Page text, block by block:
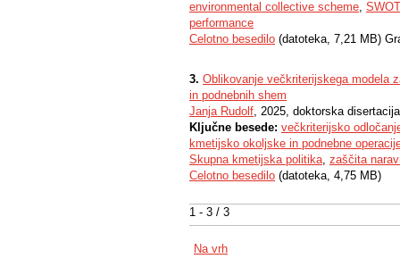
1 - 3 / 3
environmental collective scheme,
performance
Celotno besedilo (datoteka, 7,21 MB)
3. Oblikovanje večkriterijskega modela
in podnebnih shem
Janja Rudolf, 2025, doktorska disertacija
Ključne besede: večkriterijsko
kmetijsko okoljske in podnebne
Skupna kmetijska politika, zaščita
Celotno besedilo (datoteka, 4,75 MB)
Na vrh